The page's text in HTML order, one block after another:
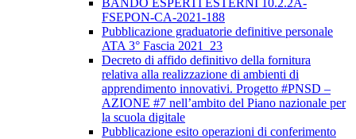
BANDO ESPERTI ESTERNI 10.2.2A-
FSEPON-CA-2021-188
Pubblicazione graduatorie definitive personale
ATA 3° Fascia 2021_23
Decreto di affido definitivo della fornitura
relativa alla realizzazione di ambienti di
apprendimento innovativi. Progetto #PNSD –
AZIONE #7 nell’ambito del Piano nazionale per
la scuola digitale
Pubblicazione esito operazioni di conferimento